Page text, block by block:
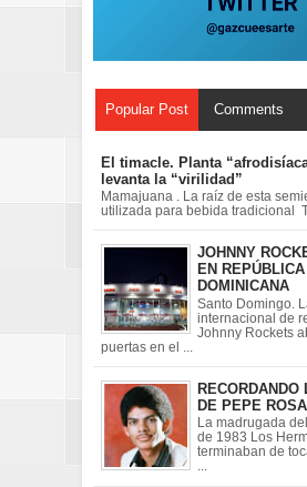
Popular Post Comments
El timacle. Planta
levanta la “virilidad”
Mamajuana . La raíz de esta
utilizada para bebida tradicional
JOHNNY
EN REPÚBLICA
DOMINICANA
Santo Domingo.
internacional de
Johnny Rockets
puertas en el ...
RECORDANDO
DE PEPE
La madrugada
de 1983 Los
terminaban de
...